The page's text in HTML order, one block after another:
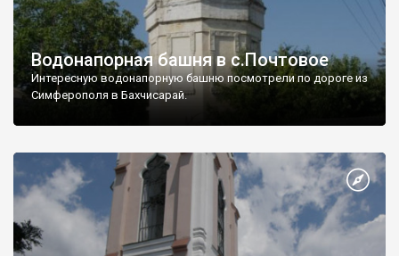
Водонапорная башня в с.Почтовое
Интересную водонапорную башню посмотрели по дороге из
Симферополя в Бахчисарай.